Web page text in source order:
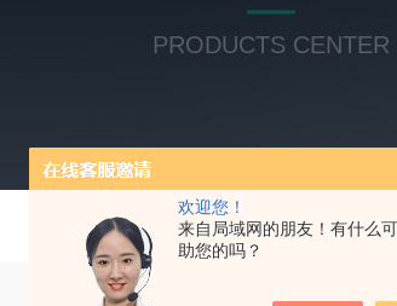
欢迎您！
来自局域网的朋友！有什么
助您的吗？
PRODUCTS CENTER
当前位置：